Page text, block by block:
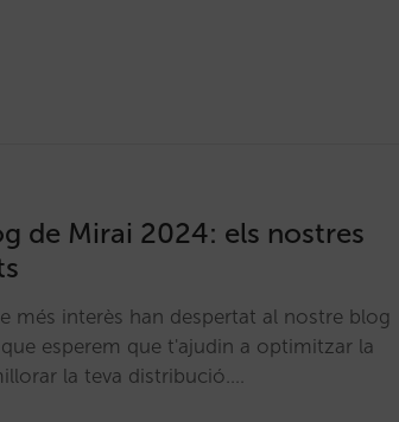
de Mirai 2024: els nostres
més interès han despertat al nostre blog
esperem que t'ajudin a optimitzar la
la teva distribució.…